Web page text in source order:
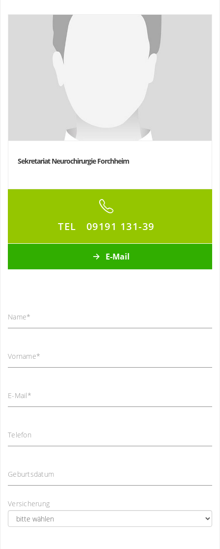
Sekretariat Neurochirurgie Forchheim
TEL 09191 131-39
E-Mail
Name*
Vorname*
E-Mail*
Telefon
Geburtsdatum
Versicherung